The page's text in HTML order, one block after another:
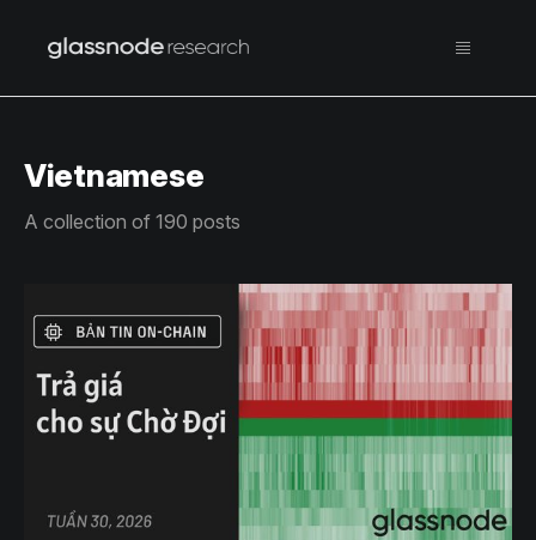
Vietnamese
A collection of 190 posts